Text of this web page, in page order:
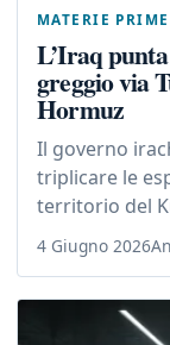
MATERIE PRIME
L’Iraq
greggio via
Hormuz
Il governo
triplicare le
territorio del
4 Giugno 2026